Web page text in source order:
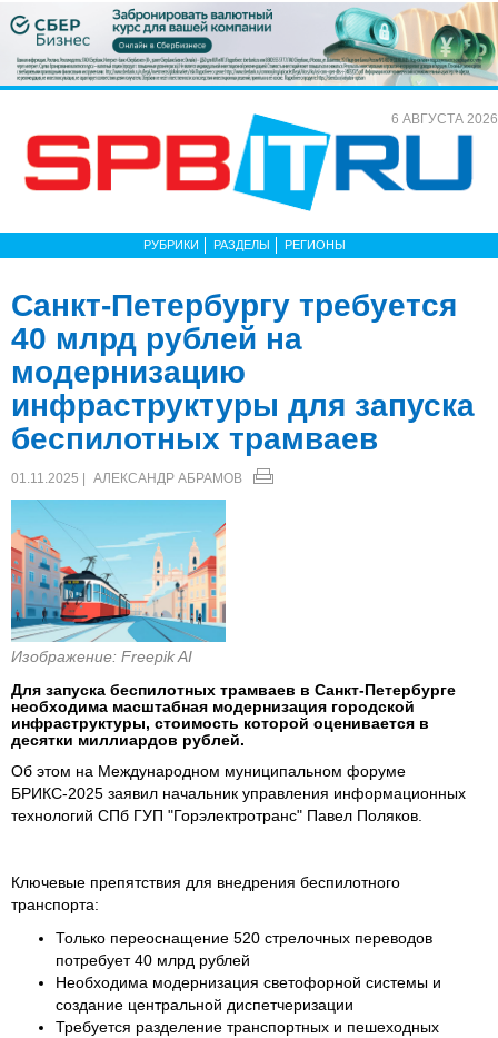
6 АВГУСТА 2026
РУБРИКИ РАЗДЕЛЫ РЕГИОНЫ
Санкт-Петербургу требуется
40 млрд рублей на
модернизацию
инфраструктуры для запуска
беспилотных трамваев
01.11.2025 | АЛЕКСАНДР АБРАМОВ
Изображение: Freepik AI
Для запуска беспилотных трамваев в Санкт-Петербурге
необходима масштабная модернизация городской
инфраструктуры, стоимость которой оценивается в
десятки миллиардов рублей.
Об этом на Международном муниципальном форуме
БРИКС-2025 заявил начальник управления информационных
технологий СПб ГУП "Горэлектротранс" Павел Поляков.
Ключевые препятствия для внедрения беспилотного
транспорта:
Только переоснащение 520 стрелочных переводов
потребует 40 млрд рублей
Необходима модернизация светофорной системы и
создание центральной диспетчеризации
Требуется разделение транспортных и пешеходных